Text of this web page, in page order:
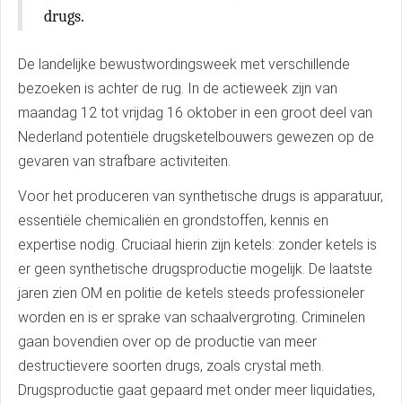
drugs.
De landelijke bewustwordingsweek met verschillende
bezoeken is achter de rug. In de actieweek zijn van
maandag 12 tot vrijdag 16 oktober in een groot deel van
Nederland potentiële drugsketelbouwers gewezen op de
gevaren van strafbare activiteiten.
Voor het produceren van synthetische drugs is apparatuur,
essentiële chemicaliën en grondstoffen, kennis en
expertise nodig. Cruciaal hierin zijn ketels: zonder ketels is
er geen synthetische drugsproductie mogelijk. De laatste
jaren zien OM en politie de ketels steeds professioneler
worden en is er sprake van schaalvergroting. Criminelen
gaan bovendien over op de productie van meer
destructievere soorten drugs, zoals crystal meth.
Drugsproductie gaat gepaard met onder meer liquidaties,